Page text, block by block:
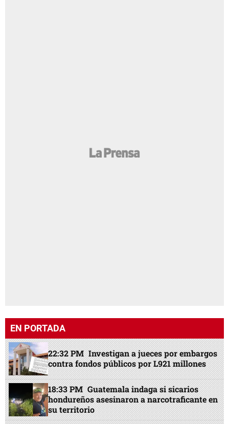
EN PORTADA
22:32 PM Investigan a jueces por embargos
contra fondos públicos por L921 millones
18:33 PM Guatemala indaga si sicarios
hondureños asesinaron a narcotraficante en
su territorio